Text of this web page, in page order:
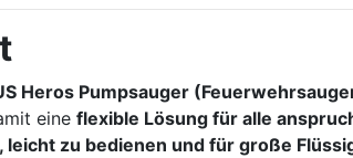
Heros Pumpsauger
eine flexible Lösung für alle
leicht zu bedienen und für große